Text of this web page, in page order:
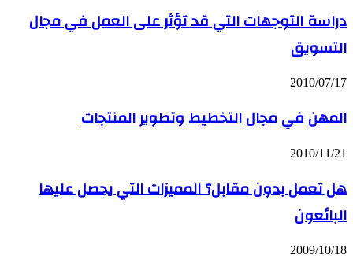
دراسة التوجهات التي قد تؤثر على العمل في مجال
التسويق
2010/07/17
المهن في مجال التخطيط وتطوير المنتجات
2010/11/21
هل تعمل بدون مقابل؟ المميزات التي يحصل عليها
البائعون
2009/10/18